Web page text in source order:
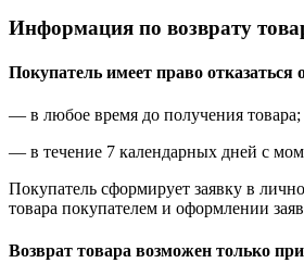
Информация по возврату
Покупатель имеет право отказаться
— в любое время до получения товара;
— в течение 7 календарных дней с
Покупатель сформирует заявку в
товара покупателем и оформлении
Возврат товара возможен только